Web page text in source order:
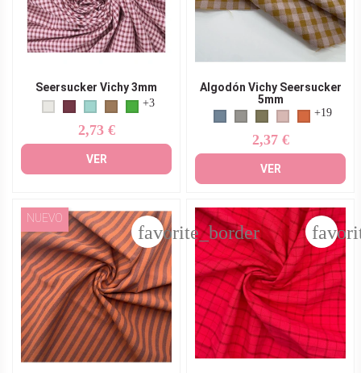
Seersucker Vichy 3mm
+3
Precio
2,73 €
VER
Algodón Vichy Seersucker
5mm
+19
Precio
2,37 €
VER
NUEVO
favorite_border